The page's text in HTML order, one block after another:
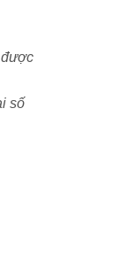
số